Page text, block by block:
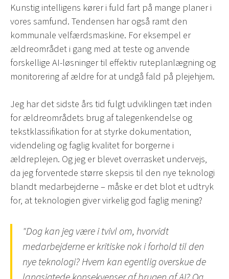
Kunstig intelligens kører i fuld fart på mange planer i
vores samfund. Tendensen har også ramt den
kommunale velfærdsmaskine. For eksempel er
ældreområdet i gang med at teste og anvende
forskellige AI-løsninger til effektiv ruteplanlægning og
monitorering af ældre for at undgå fald på plejehjem.
Jeg har det sidste års tid fulgt udviklingen tæt inden
for ældreområdets brug af talegenkendelse og
tekstklassifikation for at styrke dokumentation,
videndeling og faglig kvalitet for borgerne i
ældreplejen. Og jeg er blevet overrasket undervejs,
da jeg forventede større skepsis til den nye teknologi
blandt medarbejderne – måske er det blot et udtryk
for, at teknologien giver virkelig god faglig mening?
"Dog kan jeg være i tvivl om, hvorvidt
medarbejderne er kritiske nok i forhold til den
nye teknologi? Hvem kan egentlig overskue de